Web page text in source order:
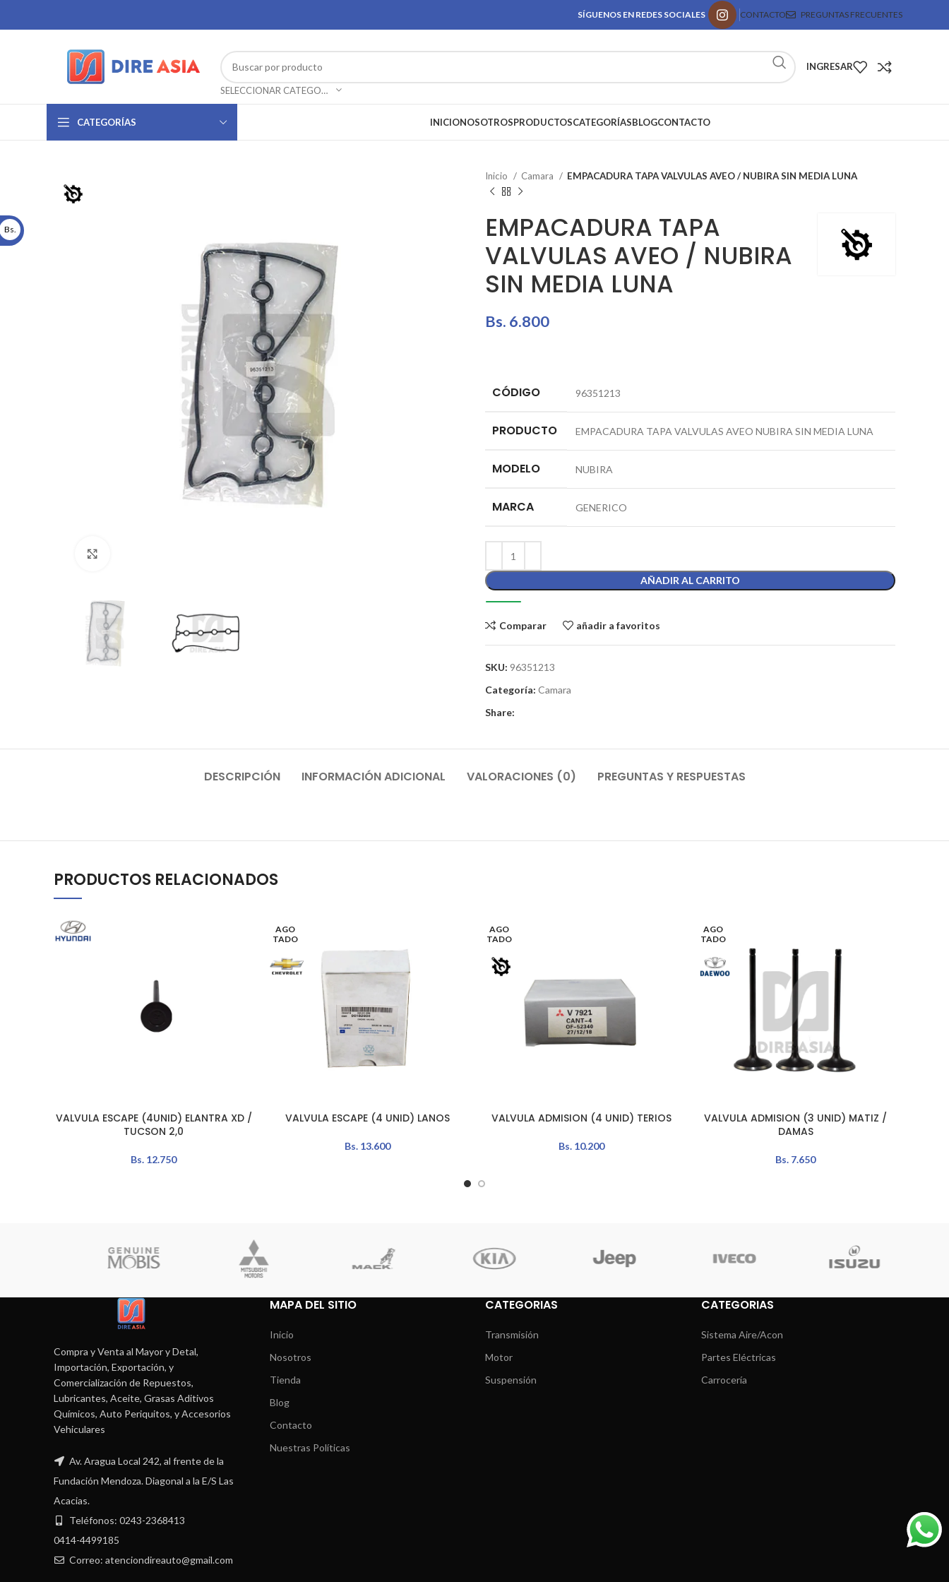
SÍGUENOS EN REDES SOCIALES CONTACTO PREGUNTAS FRECUENTES
SELECCIONAR CATEGORÍA
INGRESAR
CATEGORÍAS INICIONOSOTROSPRODUCTOSCATEGORÍASBLOGCONTACTO
Inicio Camara EMPACADURA TAPA VALVULAS AVEO / NUBIRA SIN MEDIA LUNA
EMPACADURA TAPA
VALVULAS AVEO / NUBIRA
SIN MEDIA LUNA
Bs. 6.800
CÓDIGO 96351213
PRODUCTO EMPACADURA TAPA VALVULAS AVEO NUBIRA SIN MEDIA LUNA
MODELO NUBIRA
MARCA GENERICO
AÑADIR AL CARRITO
Comparar añadir a favoritos
SKU: 96351213
Categoría: Camara
Share:
DESCRIPCIÓN INFORMACIÓN ADICIONAL VALORACIONES (0) PREGUNTAS Y RESPUESTAS
PRODUCTOS RELACIONADOS
AÑADIR AL CARRITO
VALVULA ESCAPE (4UNID) ELANTRA XD /
TUCSON 2,0
Bs. 12.750
AGO
TADO
LEER MÁS
VALVULA ESCAPE (4 UNID) LANOS
Bs. 13.600
AGO
TADO
LEER MÁS
VALVULA ADMISION (4 UNID) TERIOS
Bs. 10.200
AGO
TADO
LEER MÁS
VALVULA ADMISION (3 UNID) MATIZ /
DAMAS
Bs. 7.650
Compra y Venta al Mayor y Detal,
Importación, Exportación, y
Comercialización de Repuestos,
Lubricantes, Aceite, Grasas Aditivos
Químicos, Auto Periquitos, y Accesorios
Vehiculares
Av. Aragua Local 242, al frente de la
Fundación Mendoza. Diagonal a la E/S Las
Acacias.
Teléfonos: 0243-2368413
0414-4499185
Correo: atenciondireauto@gmail.com
MAPA DEL SITIO
Inicio
Nosotros
Tienda
Blog
Contacto
Nuestras Políticas
CATEGORIAS
Transmisión
Motor
Suspensión
CATEGORIAS
Sistema Aire/Acon
Partes Eléctricas
Carrocería
Bs.